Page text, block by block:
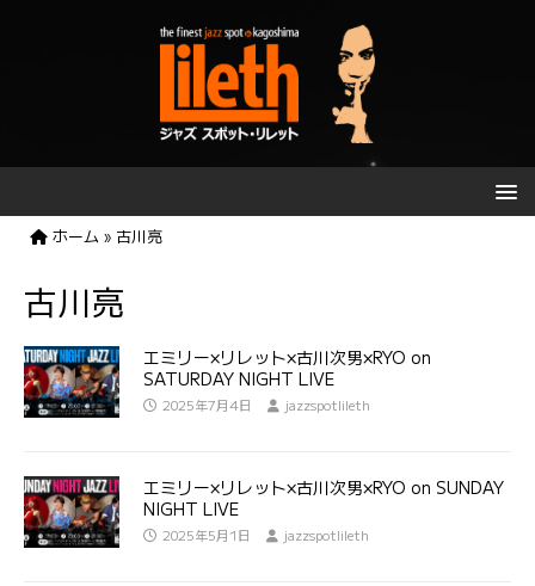
ホーム » 古川亮
古川亮
エミリー×リレット×古川次男×RYO on
SATURDAY NIGHT LIVE
2025年7月4日 jazzspotlileth
エミリー×リレット×古川次男×RYO on SUNDAY
NIGHT LIVE
2025年5月1日 jazzspotlileth